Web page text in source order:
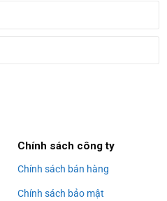
Chính sách công ty
Chính sách bán hàng
Chính sách bảo mật